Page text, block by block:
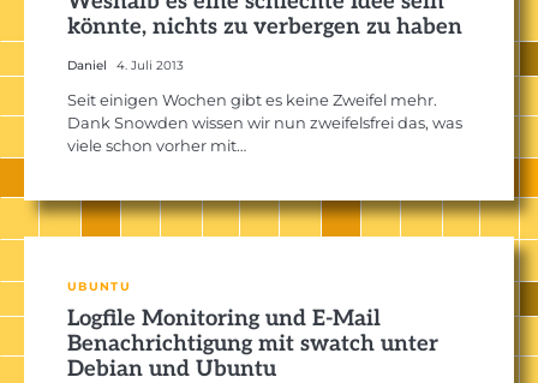
könnte, nichts zu verbergen zu haben
Daniel 4. Juli 2013
Seit einigen Wochen gibt es keine Zweifel mehr.
Dank Snowden wissen wir nun zweifelsfrei das, was
viele schon vorher mit…
UBUNTU
Logfile Monitoring und E-Mail
Benachrichtigung mit swatch unter
Debian und Ubuntu